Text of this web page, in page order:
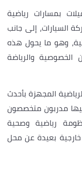
بمسارات رياضية
السيارات، إلى جانب
وهو ما يحول هذه
الخصوصية والرياضة
المجهزة بأحدث
مدربون متخصصون
رياضية وصحية
خارجية بعيدة عن محل